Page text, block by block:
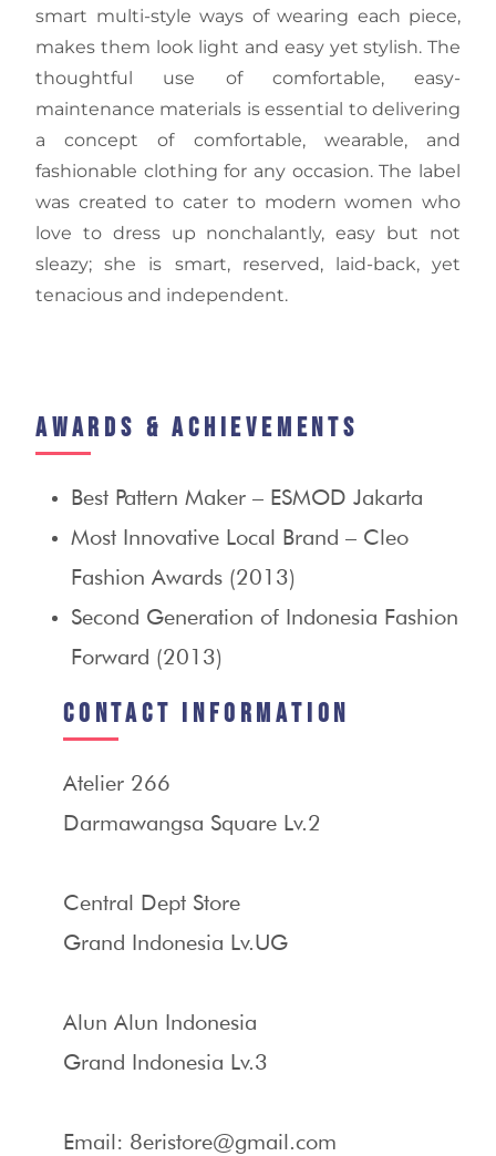
smart multi-style ways of wearing each piece,
makes them look light and easy yet stylish. The
thoughtful use of comfortable, easy-
maintenance materials is essential to delivering
a concept of comfortable, wearable, and
fashionable clothing for any occasion. The label
was created to cater to modern women who
love to dress up nonchalantly, easy but not
sleazy; she is smart, reserved, laid-back, yet
tenacious and independent.
Awards & Achievements
Best Pattern Maker – ESMOD Jakarta
Most Innovative Local Brand – Cleo
Fashion Awards (2013)
Second Generation of Indonesia Fashion
Forward (2013)
Contact Information
Atelier 266
Darmawangsa Square Lv.2
Central Dept Store
Grand Indonesia Lv.UG
Alun Alun Indonesia
Grand Indonesia Lv.3
Email: 8eristore@gmail.com